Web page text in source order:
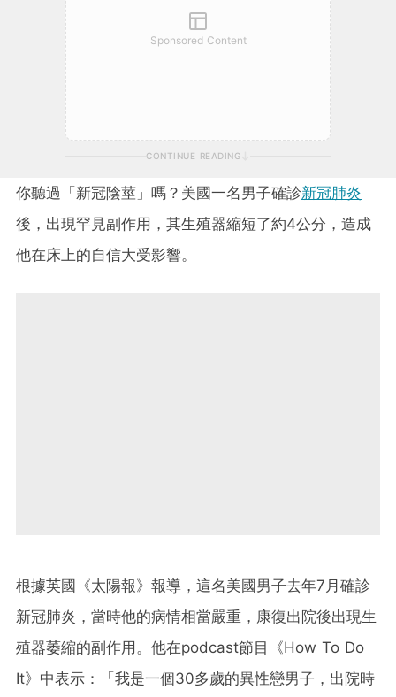
Sponsored Content
CONTINUE READING
你聽過「新冠陰莖」嗎？美國一名男子確診新冠肺炎
後，出現罕見副作用，其生殖器縮短了約4公分，造成
他在床上的自信大受影響。
根據英國《太陽報》報導，這名美國男子去年7月確診
新冠肺炎，當時他的病情相當嚴重，康復出院後出現生
殖器萎縮的副作用。他在podcast節目《How To Do
It》中表示：「我是一個30多歲的異性戀男子，出院時